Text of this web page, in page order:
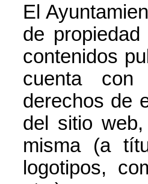
El
de
contenidos
cuenta con
derechos de
del sitio
misma (a
logotipos,